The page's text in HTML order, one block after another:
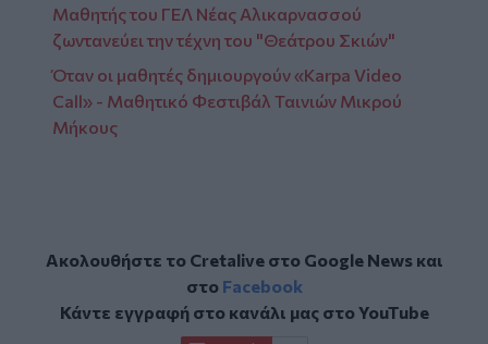
Μαθητής του ΓΕΛ Νέας Αλικαρνασσού
ζωντανεύει την τέχνη του "Θεάτρου Σκιών"
Όταν οι μαθητές δημιουργούν «Karpa Video
Call» - Μαθητικό Φεστιβάλ Ταινιών Μικρού
Μήκους
Ακολουθήστε το Cretalive στο Google Newsκαι
στο Facebook
Κάντε εγγραφή στο κανάλι μας στοYouTube